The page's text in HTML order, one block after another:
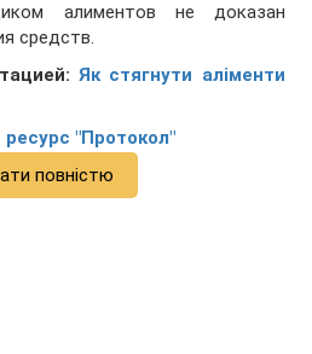
алиментов не доказан
средств.
Як стягнути аліменти
"Протокол"
повністю